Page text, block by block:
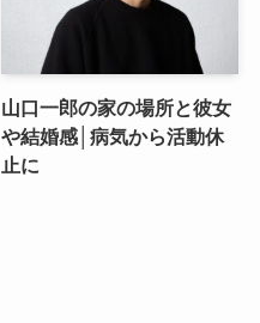
山口一郎の家の場所と彼女
や結婚感│病気から活動休
止に